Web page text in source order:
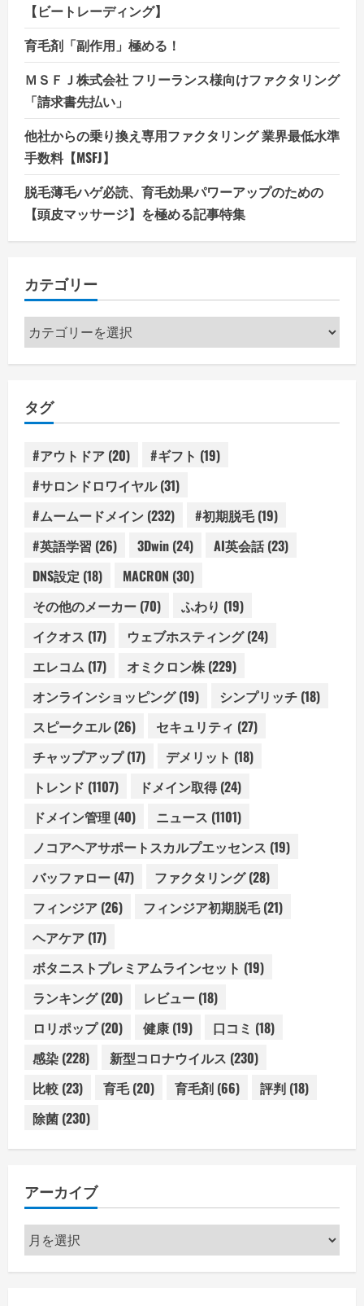
【ビートレーディング】
育毛剤「副作用」極める！
ＭＳＦＪ株式会社 フリーランス様向けファクタリング
「請求書先払い」
他社からの乗り換え専用ファクタリング 業界最低水準
手数料【MSFJ】
脱毛薄毛ハゲ必読、育毛効果パワーアップのための
【頭皮マッサージ】を極める記事特集
カテゴリー
カ
テ
ー
タグ
#アウトドア (20) #ギフト (19)
#サロンドロワイヤル(31)
#ムームードメイン (232) #初期脱毛(19)
#英語学習 (26) 3Dwin (24) AI英会話(23)
DNS設定 (18) MACRON (30)
その他のメーカー (70) ふわり (19)
イクオス (17) ウェブホスティング(24)
エレコム (17) オミクロン株(229)
オンラインショッピング(19) シンプリッチ (18)
スピークエル(26) セキュリティ (27)
チャップアップ(17) デメリット (18)
トレンド (1107) ドメイン取得(24)
ドメイン管理 (40) ニュース (1101)
ノコアヘアサポートスカルプエッセンス (19)
バッファロー (47) ファクタリング(28)
フィンジア (26) フィンジア初期脱毛(21)
ヘアケア (17)
ボタニストプレミアムラインセット (19)
ランキング(20) レビュー (18)
ロリポップ(20) 健康 (19) 口コミ (18)
感染 (228) 新型コロナウイルス (230)
比較 (23) 育毛(20) 育毛剤 (66) 評判 (18)
除菌 (230)
アーカイブ
ア
ー